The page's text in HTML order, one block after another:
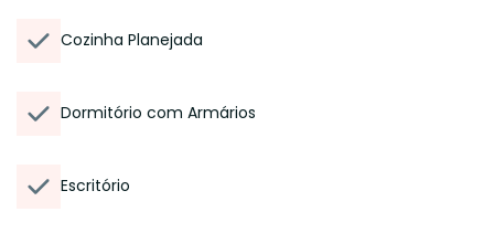
Cozinha Planejada
Dormitório com Armários
Escritório